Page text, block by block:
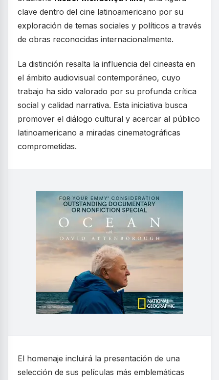
clave dentro del cine latinoamericano por su
exploración de temas sociales y políticos a través
de obras reconocidas internacionalmente.
La distinción resalta la influencia del cineasta en
el ámbito audiovisual contemporáneo, cuyo
trabajo ha sido valorado por su profunda crítica
social y calidad narrativa. Esta iniciativa busca
promover el diálogo cultural y acercar al público
latinoamericano a miradas cinematográficas
comprometidas.
El homenaje incluirá la presentación de una
selección de sus películas más emblemáticas